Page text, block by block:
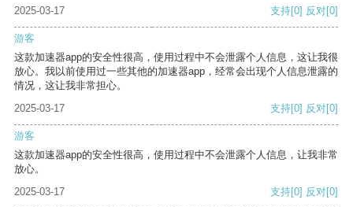
2025-03-17 支持[0] 反对[0]
游客
这款加速器app的安全性很高，使用过程中不会泄露个人信息，这让我很
放心。我以前使用过一些其他的加速器app，经常会出现个人信息泄露的
情况，这让我非常担心。
2025-03-17
支持[0] 反对[0]
游客
这款加速器app的安全性很高，使用过程中不会泄露个人信息，让我非常
放心。
2025-03-17
支持[0] 反对[0]